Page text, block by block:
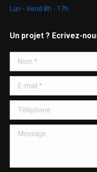
Lun - Vend 8h - 17h
Un projet ? Ecrivez-
Nom *
E-mail *
Téléphone
Message